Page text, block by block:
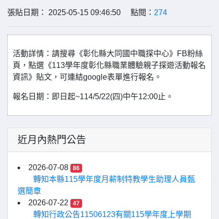
張貼日期： 2025-05-15 09:46:50 點閱： 274
活動詳情：請搜尋《彰化縣大同國中職探中心》FB粉絲
頁，點選《113學年度彰化縣職業體驗親子探遊活動報名
資訊》貼文，可連結google表單進行報名。
報名日期：即日起~114/5/22(四)中午12:00止。
近月內熱門公告
2026-07-08 86
轉知本縣115學年度月薪制特教學生助理人員甄
選簡章
2026-07-22
47
轉知行政公告11506123有關115學年度上學期